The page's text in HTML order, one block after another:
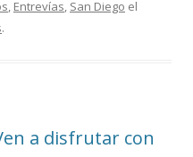
, Entrevías, San Diego el
.
a disfrutar con